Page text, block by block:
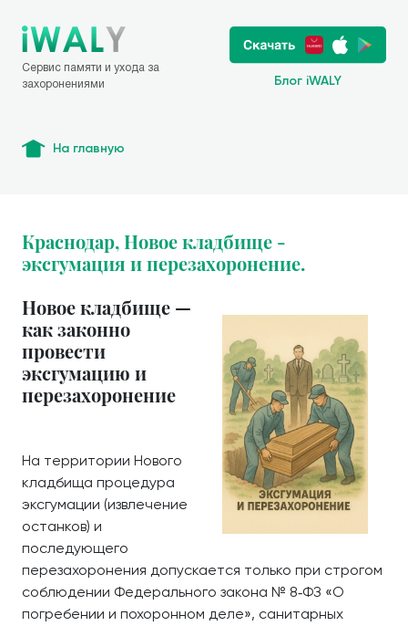
Сервис памяти и ухода за
захоронениями
Блог iWALY
На главную
Краснодар, Новое кладбище -
эксгумация и перезахоронение.
Новое кладбище —
как законно
провести
эксгумацию и
перезахоронение
На территории Нового
кладбища процедура
эксгумации (извлечение
останков) и
последующего
перезахоронения допускается только при строгом
соблюдении Федерального закона № 8‑ФЗ «О
погребении и похоронном деле», санитарных